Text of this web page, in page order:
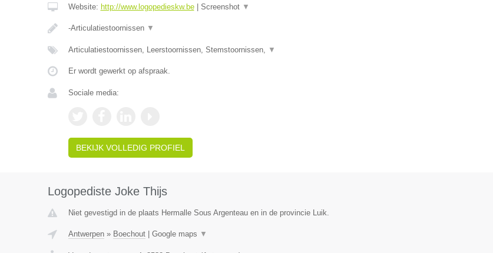
Website: http://www.logopedieskw.be| Screenshot ▼
-Articulatiestoornissen ▼
Articulatiestoornissen, Leerstoornissen, Stemstoornissen, ▼
Er wordt gewerkt op afspraak.
Sociale media:
BEKIJK VOLLEDIG PROFIEL
Logopediste Joke Thijs
Niet gevestigd in de plaats Hermalle Sous Argenteau en in de provincie Luik.
Antwerpen» Boechout| Google maps ▼